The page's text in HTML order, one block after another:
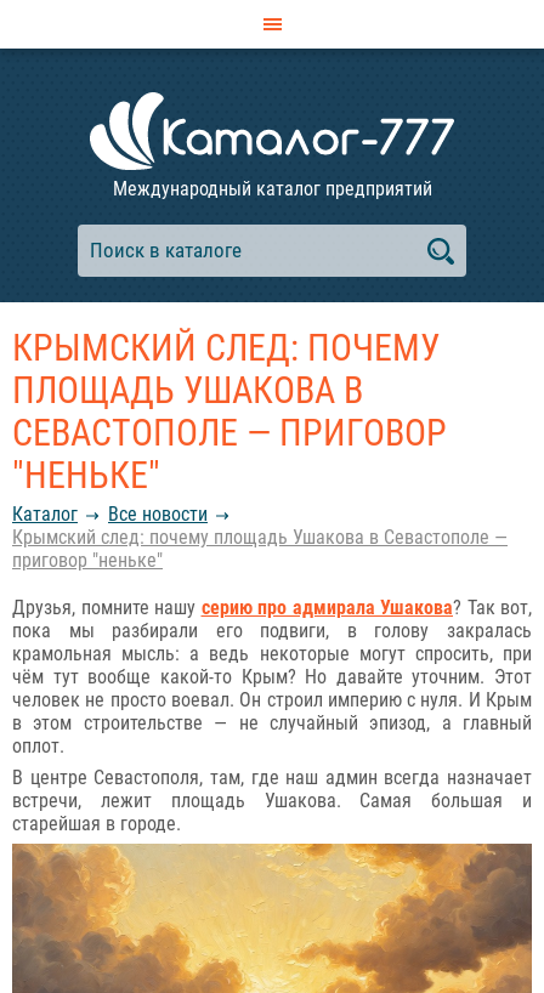
Международный каталог предприятий
КРЫМСКИЙ СЛЕД: ПОЧЕМУ
ПЛОЩАДЬ УШАКОВА В
СЕВАСТОПОЛЕ — ПРИГОВОР
"НЕНЬКЕ"
Каталог
Все новости
Крымский след: почему площадь Ушакова в Севастополе —
приговор "неньке"
Друзья, помните нашу серию про адмирала Ушакова? Так вот,
пока мы разбирали его подвиги, в голову закралась
крамольная мысль: а ведь некоторые могут спросить, при
чём тут вообще какой-то Крым? Но давайте уточним. Этот
человек не просто воевал. Он строил империю с нуля. И Крым
в этом строительстве — не случайный эпизод, а главный
оплот.
В центре Севастополя, там, где наш админ всегда назначает
встречи, лежит площадь Ушакова. Самая большая и
старейшая в городе.